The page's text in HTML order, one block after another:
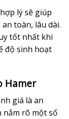
lý sẽ giúp
toàn, lâu dài.
tốt nhất khi
độ sinh hoạt
Hamer
giá là an
nắm rõ một số